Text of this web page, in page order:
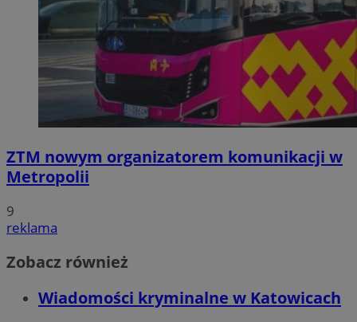
ZTM nowym organizatorem komunikacji w
Metropolii
9
reklama
Zobacz również
Wiadomości kryminalne w Katowicach